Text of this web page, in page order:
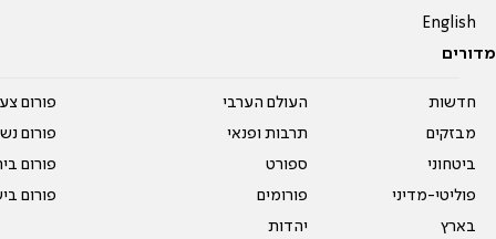
English
מדורים
חדשות
מבזקים
ביטחוני
פוליטי-מדיני
בארץ
העולם הערבי
תרבות ופנאי
ספורט
פורומים
יהדות
פורום
פורום
פורום
פורום